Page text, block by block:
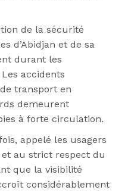
de la sécurité
d’Abidjan et de sa
durant les
accidents
transport en
demeurent
à forte circulation.
appelé les usagers
au strict respect du
que la visibilité
considérablement